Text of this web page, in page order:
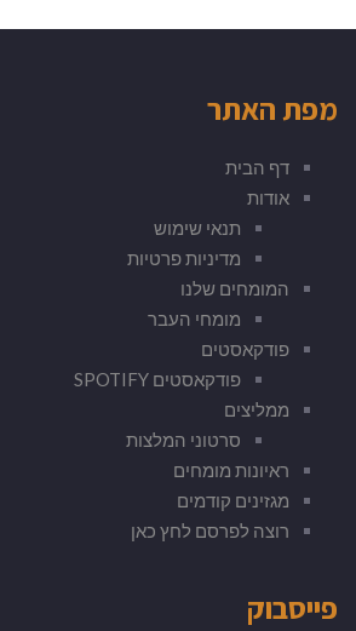
מפת האתר
דף הבית
אודות
תנאי שימוש
מדיניות פרטיות
המומחים שלנו
מומחי העבר
פודקאסטים
פודקאסטים SPOTIFY
ממליצים
סרטוני המלצות
ראיונות מומחים
מגזינים קודמים
רוצה לפרסם לחץ כאן
פייסבוק